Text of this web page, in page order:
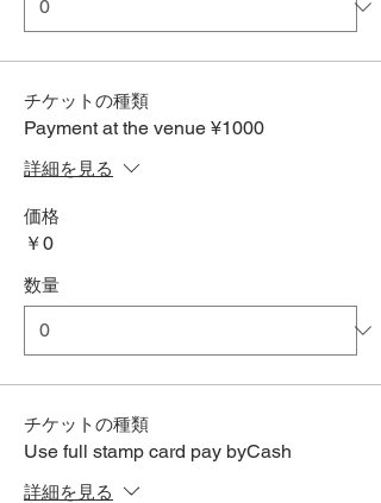
チケットの種類
Payment at the venue ¥1000
詳細を見る
価格
￥0
数量
チケットの種類
Use full stamp card pay byCash
詳細を見る